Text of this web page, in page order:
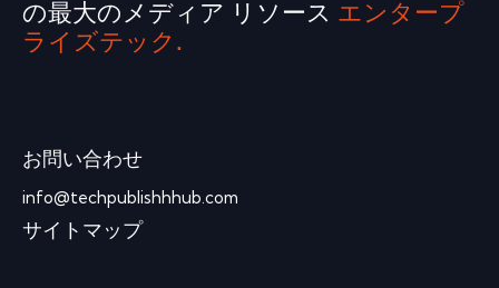
の最大のメディア リソース エンタープ
ライズテック.
お問い合わせ
info@techpublishhhub.com
サイトマップ